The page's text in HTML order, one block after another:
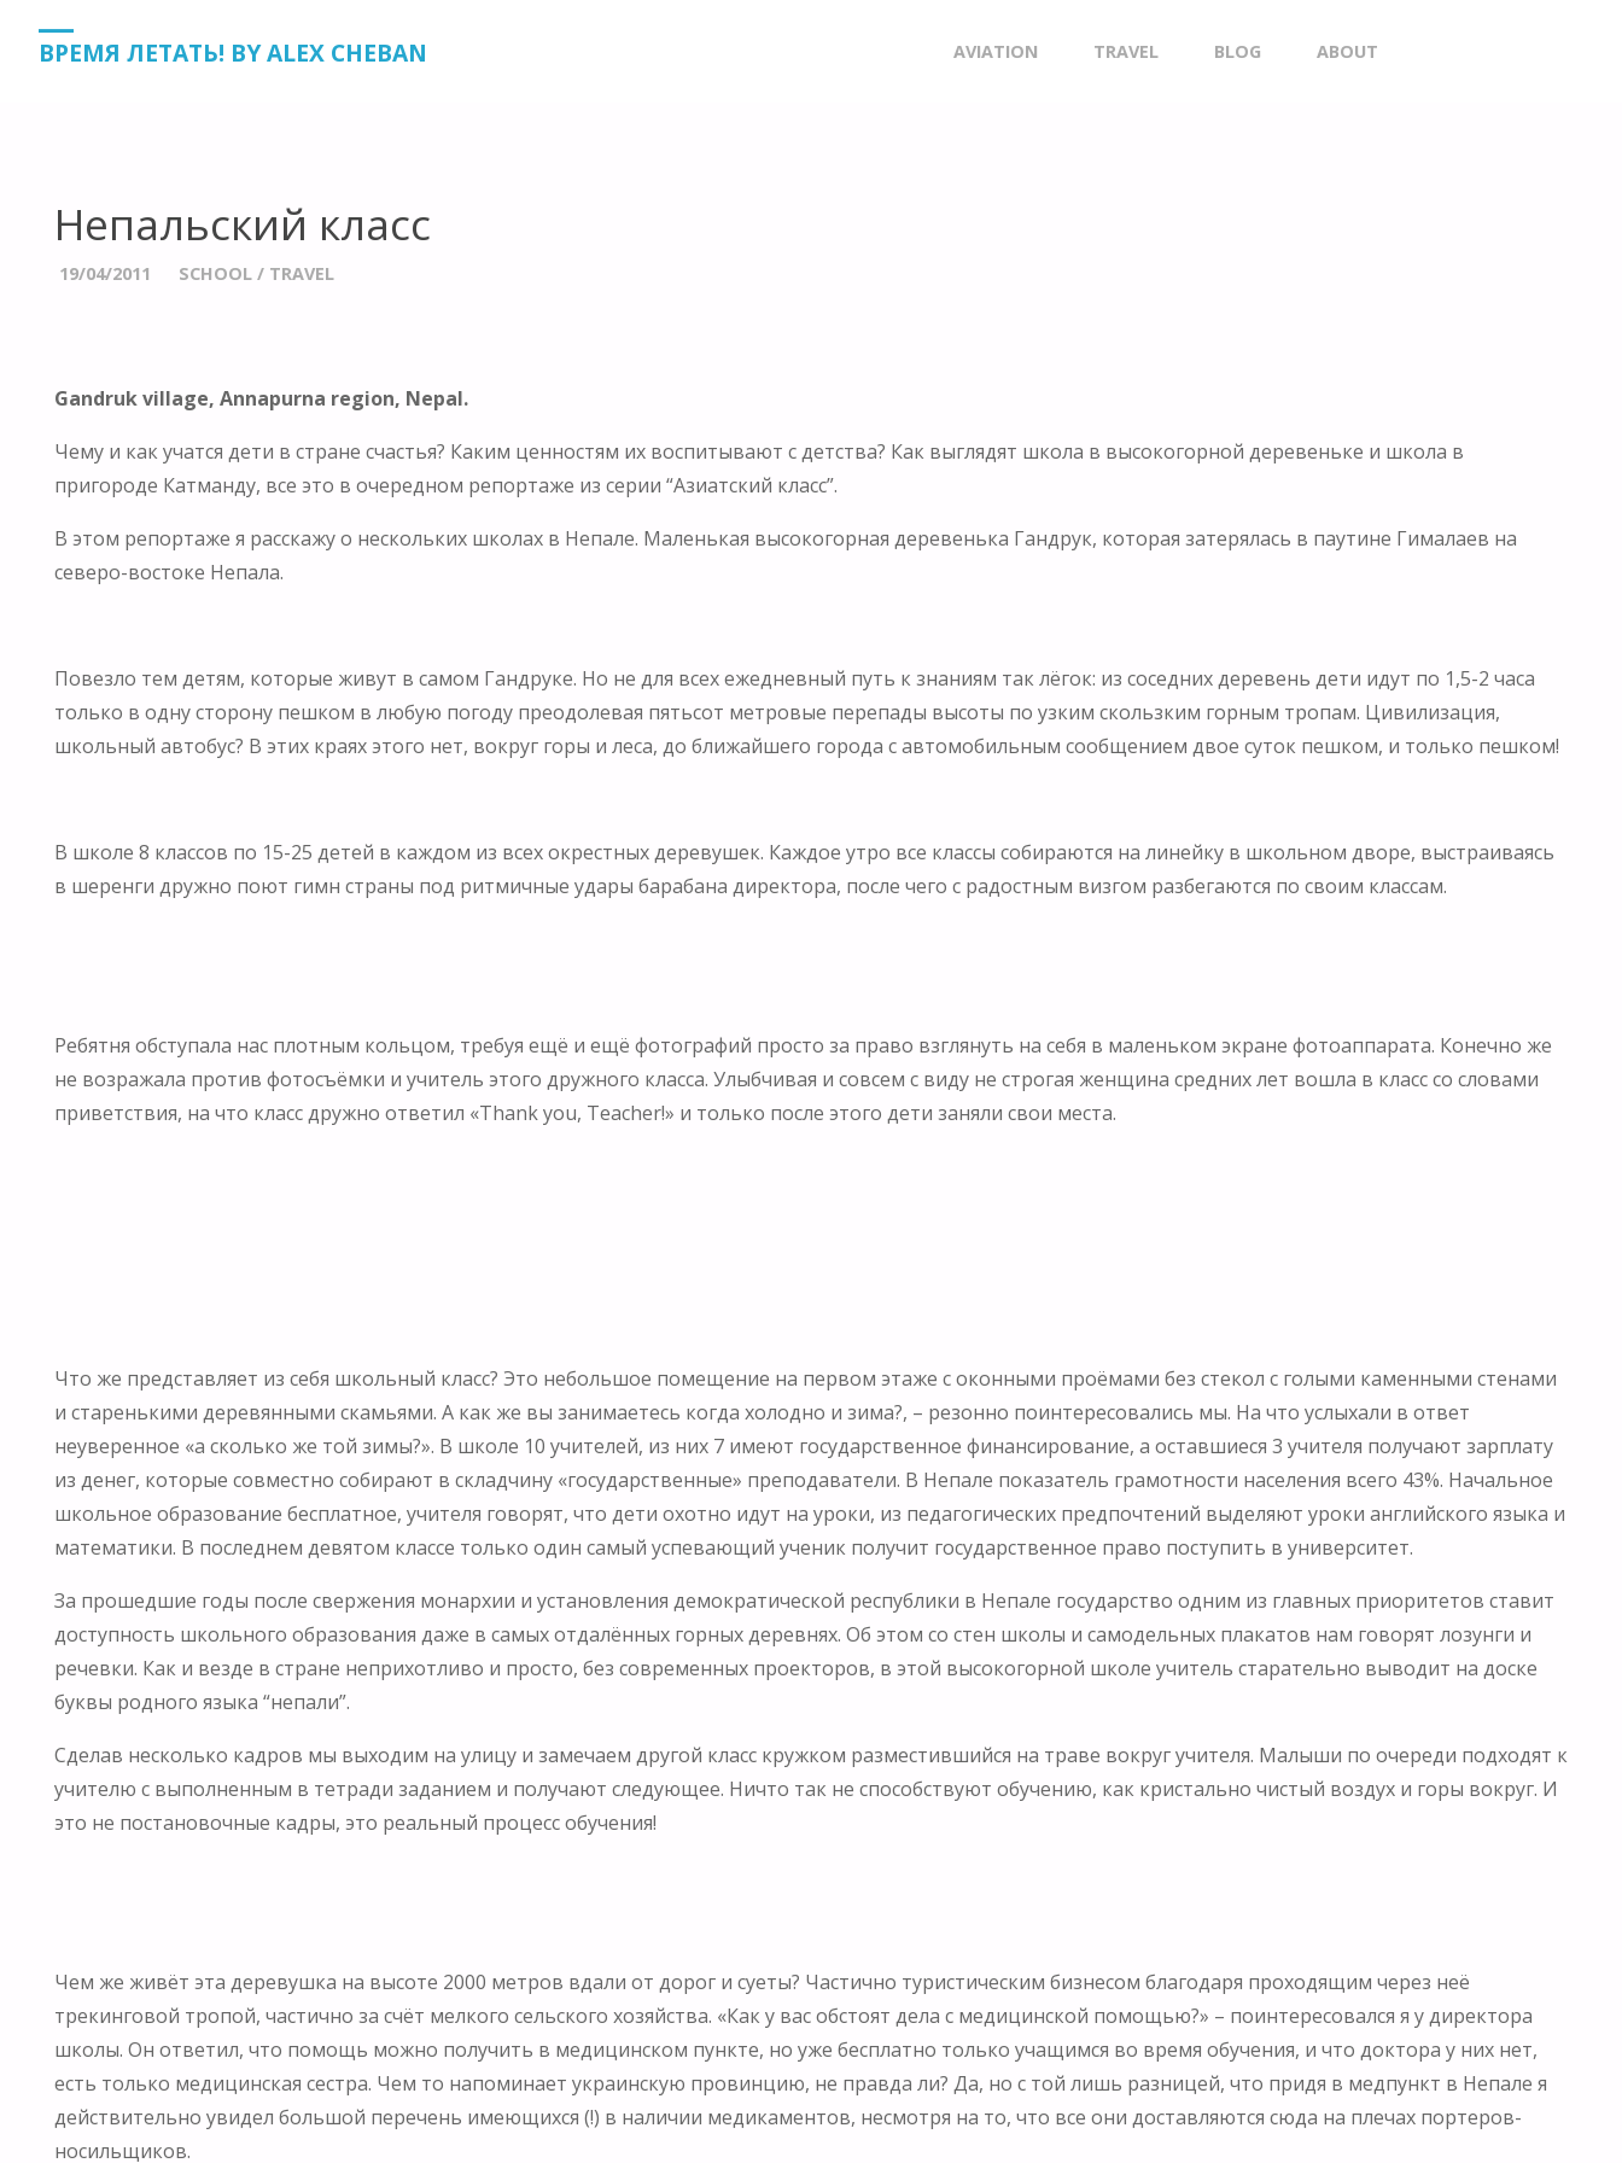
ВРЕМЯ ЛЕТАТЬ! BY ALEX CHEBAN AVIATION TRAVEL BLOG ABOUT
HOME
SCHOOL
Непальский класс
19/04/2011 SCHOOL/ TRAVEL
Gandruk village, Annapurna region, Nepal.
Чему и как учатся дети в стране счастья? Каким ценностям их воспитывают с детства? Как выглядят школа в высокогорной деревеньке и школа в
пригороде Катманду, все это в очередном репортаже из серии “Азиатский класс”.
В этом репортаже я расскажу о нескольких школах в Непале. Маленькая высокогорная деревенька Гандрук, которая затерялась в паутине Гималаев на
северо-востоке Непала.
Повезло тем детям, которые живут в самом Гандруке. Но не для всех ежедневный путь к знаниям так лёгок: из соседних деревень дети идут по 1,5-2 часа
только в одну сторону пешком в любую погоду преодолевая пятьсот метровые перепады высоты по узким скользким горным тропам. Цивилизация,
школьный автобус? В этих краях этого нет, вокруг горы и леса, до ближайшего города с автомобильным сообщением двое суток пешком, и только пешком!
В школе 8 классов по 15-25 детей в каждом из всех окрестных деревушек. Каждое утро все классы собираются на линейку в школьном дворе, выстраиваясь
в шеренги дружно поют гимн страны под ритмичные удары барабана директора, после чего с радостным визгом разбегаются по своим классам.
Ребятня обступала нас плотным кольцом, требуя ещё и ещё фотографий просто за право взглянуть на себя в маленьком экране фотоаппарата. Конечно же
не возражала против фотосъёмки и учитель этого дружного класса. Улыбчивая и совсем с виду не строгая женщина средних лет вошла в класс со словами
приветствия, на что класс дружно ответил «Thank you, Teacher!» и только после этого дети заняли свои места.
Что же представляет из себя школьный класс? Это небольшое помещение на первом этаже с оконными проёмами без стекол с голыми каменными стенами
и старенькими деревянными скамьями. А как же вы занимаетесь когда холодно и зима?, – резонно поинтересовались мы. На что услыхали в ответ
неуверенное «а сколько же той зимы?». В школе 10 учителей, из них 7 имеют государственное финансирование, а оставшиеся 3 учителя получают зарплату
из денег, которые совместно собирают в складчину «государственные» преподаватели. В Непале показатель грамотности населения всего 43%. Начальное
школьное образование бесплатное, учителя говорят, что дети охотно идут на уроки, из педагогических предпочтений выделяют уроки английского языка и
математики. В последнем девятом классе только один самый успевающий ученик получит государственное право поступить в университет.
За прошедшие годы после свержения монархии и установления демократической республики в Непале государство одним из главных приоритетов ставит
доступность школьного образования даже в самых отдалённых горных деревнях. Об этом со стен школы и самодельных плакатов нам говорят лозунги и
речевки. Как и везде в стране неприхотливо и просто, без современных проекторов, в этой высокогорной школе учитель старательно выводит на доске
буквы родного языка “непали”.
Сделав несколько кадров мы выходим на улицу и замечаем другой класс кружком разместившийся на траве вокруг учителя. Малыши по очереди подходят к
учителю с выполненным в тетради заданием и получают следующее. Ничто так не способствуют обучению, как кристально чистый воздух и горы вокруг. И
это не постановочные кадры, это реальный процесс обучения!
Чем же живёт эта деревушка на высоте 2000 метров вдали от дорог и суеты? Частично туристическим бизнесом благодаря проходящим через неё
трекинговой тропой, частично за счёт мелкого сельского хозяйства. «Как у вас обстоят дела с медицинской помощью?» – поинтересовался я у директора
школы. Он ответил, что помощь можно получить в медицинском пункте, но уже бесплатно только учащимся во время обучения, и что доктора у них нет,
есть только медицинская сестра. Чем то напоминает украинскую провинцию, не правда ли? Да, но с той лишь разницей, что придя в медпункт в Непале я
действительно увидел большой перечень имеющихся (!) в наличии медикаментов, несмотря на то, что все они доставляются сюда на плечах портеров-
носильщиков.